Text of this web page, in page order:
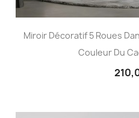
Miroir Décoratif 5 Roues
Couleur Du